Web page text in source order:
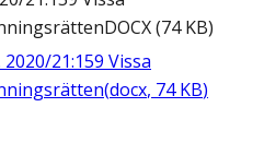
DOCX(74 KB)
21:159 Vissa
(docx, 74 KB)